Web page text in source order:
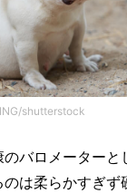
shutterstock
バロメーターと
は柔らかすぎず